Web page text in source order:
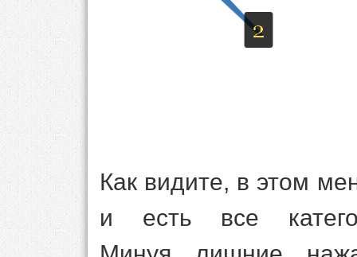
Как видите, в этом
и есть все